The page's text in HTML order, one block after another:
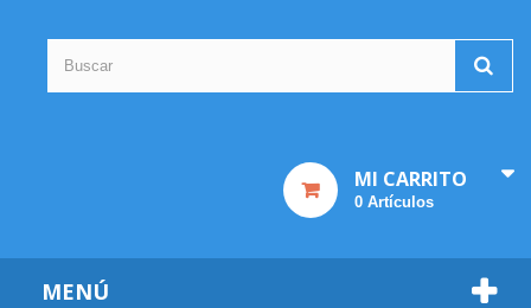
MI CARRITO
0 Artículos
MENÚ